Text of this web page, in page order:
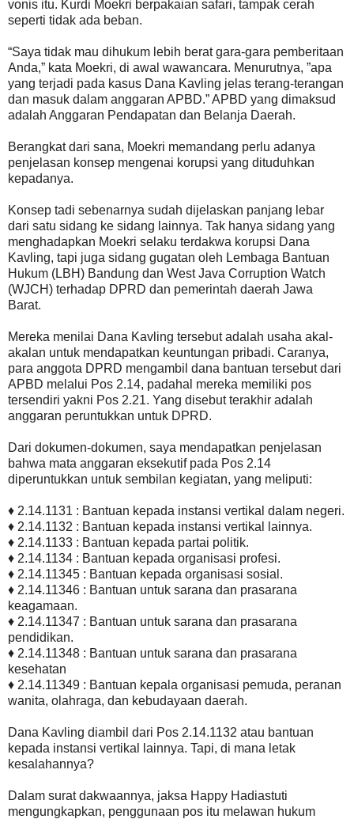
vonis itu. Kurdi Moekri berpakaian safari, tampak cerah
seperti tidak ada beban.
“Saya tidak mau dihukum lebih berat gara-gara pemberitaan
Anda,” kata Moekri, di awal wawancara. Menurutnya, ”apa
yang terjadi pada kasus Dana Kavling jelas terang-terangan
dan masuk dalam anggaran APBD.” APBD yang dimaksud
adalah Anggaran Pendapatan dan Belanja Daerah.
Berangkat dari sana, Moekri memandang perlu adanya
penjelasan konsep mengenai korupsi yang dituduhkan
kepadanya.
Konsep tadi sebenarnya sudah dijelaskan panjang lebar
dari satu sidang ke sidang lainnya. Tak hanya sidang yang
menghadapkan Moekri selaku terdakwa korupsi Dana
Kavling, tapi juga sidang gugatan oleh Lembaga Bantuan
Hukum (LBH) Bandung dan West Java Corruption Watch
(WJCH) terhadap DPRD dan pemerintah daerah Jawa
Barat.
Mereka menilai Dana Kavling tersebut adalah usaha akal-
akalan untuk mendapatkan keuntungan pribadi. Caranya,
para anggota DPRD mengambil dana bantuan tersebut dari
APBD melalui Pos 2.14, padahal mereka memiliki pos
tersendiri yakni Pos 2.21. Yang disebut terakhir adalah
anggaran peruntukkan untuk DPRD.
Dari dokumen-dokumen, saya mendapatkan penjelasan
bahwa mata anggaran eksekutif pada Pos 2.14
diperuntukkan untuk sembilan kegiatan, yang meliputi:
♦ 2.14.1131 : Bantuan kepada instansi vertikal dalam negeri.
♦ 2.14.1132 : Bantuan kepada instansi vertikal lainnya.
♦ 2.14.1133 : Bantuan kepada partai politik.
♦ 2.14.1134 : Bantuan kepada organisasi profesi.
♦ 2.14.11345 : Bantuan kepada organisasi sosial.
♦ 2.14.11346 : Bantuan untuk sarana dan prasarana
keagamaan.
♦ 2.14.11347 : Bantuan untuk sarana dan prasarana
pendidikan.
♦ 2.14.11348 : Bantuan untuk sarana dan prasarana
kesehatan
♦ 2.14.11349 : Bantuan kepala organisasi pemuda, peranan
wanita, olahraga, dan kebudayaan daerah.
Dana Kavling diambil dari Pos 2.14.1132 atau bantuan
kepada instansi vertikal lainnya. Tapi, di mana letak
kesalahannya?
Dalam surat dakwaannya, jaksa Happy Hadiastuti
mengungkapkan, penggunaan pos itu melawan hukum